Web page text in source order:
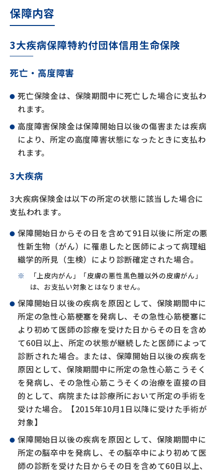
保障内容
3大疾病保障特約付団体信用生命保険
死亡・高度障害
死亡保険金は、保険期間中に死亡した場合に支払わ
れます。
高度障害保険金は保障開始日以後の傷害または疾病
により、所定の高度障害状態になったときに支払わ
れます。
3大疾病
3大疾病保険金は以下の所定の状態に該当した場合に
支払われます。
保障開始日からその日を含めて91日以後に所定の悪
性新生物（がん）に罹患したと医師によって病理組
織学的所見（生検）により診断確定された場合。
「上皮内がん」「皮膚の悪性黒色腫以外の皮膚がん」
は、お支払い対象とはなりません。
保障開始日以後の疾病を原因として、保険期間中に
所定の急性心筋梗塞を発病し、その急性心筋梗塞に
より初めて医師の診療を受けた日からその日を含め
て60日以上、所定の状態が継続したと医師によって
診断された場合。または、保障開始日以後の疾病を
原因として、保険期間中に所定の急性心筋こうそく
を発病し、その急性心筋こうそくの治療を直接の目
的として、病院または診療所において所定の手術を
受けた場合。【2015年10月1日以降に受けた手術が
対象】
保障開始日以後の疾病を原因として、保険期間中に
所定の脳卒中を発病し、その脳卒中により初めて医
師の診断を受けた日からその日を含めて60日以上、